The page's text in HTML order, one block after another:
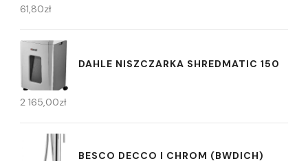
61,80zł
DAHLE NISZCZARKA SHREDMATIC 150
2 165,00zł
BESCO DECCO I CHROM (BWDICH)